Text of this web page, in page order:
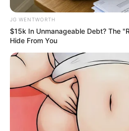
ดูดวงรายวัน
อ.รักษ์เลขเด็ด งวด 1
รางวัลใหญ่ใกล้ฉัน จะเ
JG WENTWORTH
$15k In Unmanageable Debt? The
Hide From You